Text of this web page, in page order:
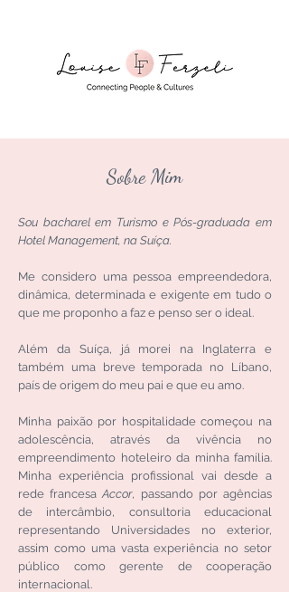
Sobre Mim
Sou bacharel em Turismo e Pós-graduada em
Hotel Management, na Suíça.
Me considero uma pessoa empreendedora,
dinâmica, determinada e exigente em tudo o
que me proponho a faz e penso ser o ideal.
Além da Suíça, já morei na Inglaterra e
também uma breve temporada no Líbano,
país de origem do meu pai e que eu amo.
Minha paixão por hospitalidade começou na
adolescência, através da vivência no
empreendimento hoteleiro da minha família.
Minha experiência profissional vai desde a
rede francesaAccor, passando por agências
de intercâmbio, consultoria educacional
representando Universidades no exterior,
assim como uma vasta experiência no setor
público como gerente de cooperação
internacional.